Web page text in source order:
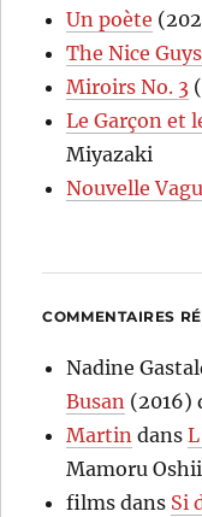
Un poète
The Nice Guys
Miroirs No. 3
Le Garçon et
Miyazaki
Nouvelle
COMMENTAIRES
Nadine
Busan (2016)
Martin dans
Mamoru Oshii
films dans Si